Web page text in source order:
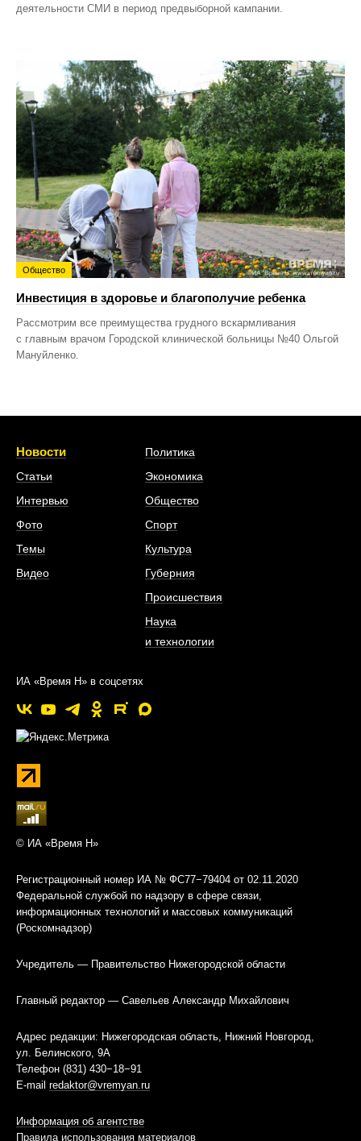
деятельности СМИ в период предвыборной кампании.
Общество
Инвестиция в здоровье и благополучие ребенка
Рассмотрим все преимущества грудного вскармливания
с главным врачом Городской клинической больницы №40 Ольгой
Мануйленко.
Новости
Статьи
Интервью
Фото
Темы
Видео
Политика
Экономика
Общество
Спорт
Культура
Губерния
Происшествия
Наука
и технологии
ИА «Время Н» в соцсетях
© ИА «Время Н»
Регистрационный номер ИА № ФС77−79404 от 02.11.2020
Федеральной службой по надзору в сфере связи,
информационных технологий и массовых коммуникаций
(Роскомнадзор)
Учредитель — Правительство Нижегородской области
Главный редактор — Савельев Александр Михайлович
Адрес редакции: Нижегородская область, Нижний Новгород,
ул. Белинского, 9А
Телефон (831) 430−18−91
E-mail redaktor@vremyan.ru
Информация об агентстве
Правила использования материалов